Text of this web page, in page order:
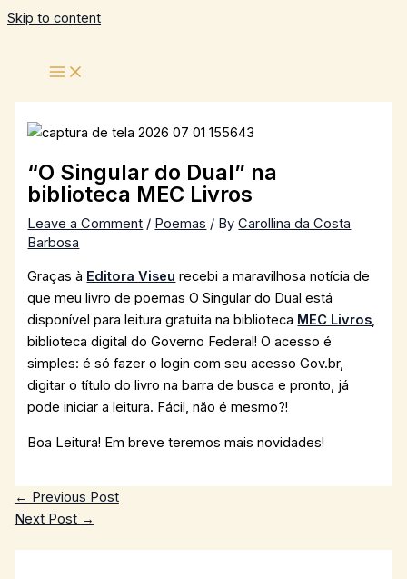
Skip to content
“O Singular do Dual” na
biblioteca MEC Livros
Leave a Comment / Poemas / ByCarollina da Costa
Barbosa
Graças à Editora Viseu recebi a maravilhosa notícia de
que meu livro de poemas O Singular do Dual está
disponível para leitura gratuita na biblioteca MEC Livros,
biblioteca digital do Governo Federal! O acesso é
simples: é só fazer o login com seu acesso Gov.br,
digitar o título do livro na barra de busca e pronto, já
pode iniciar a leitura. Fácil, não é mesmo?!
Boa Leitura! Em breve teremos mais novidades!
← Previous Post
Next Post →